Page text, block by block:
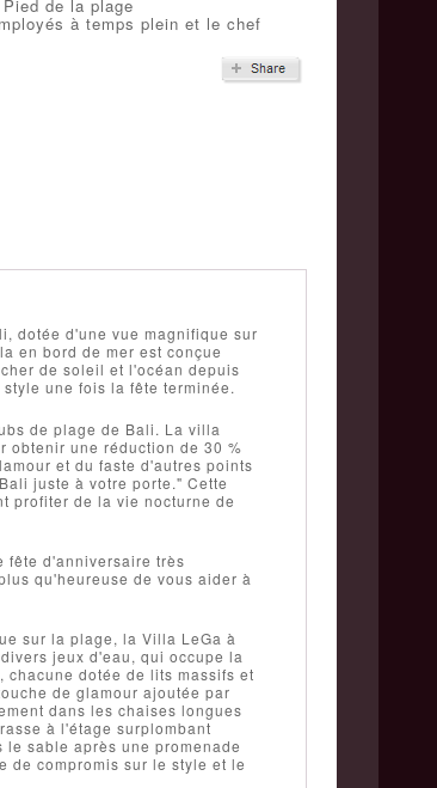
de la plage
à temps plein et le chef
dotée d'une vue magnifique sur
en bord de mer est conçue
de soleil et l'océan depuis
une fois la fête terminée.
de plage de Bali. La villa
obtenir une réduction de 30 %
et du faste d'autres points
juste à votre porte." Cette
profiter de la vie nocturne de
fête d'anniversaire très
qu'heureuse de vous aider à
sur la plage, la Villa LeGa à
jeux d'eau, qui occupe la
dotée de lits massifs et
de glamour ajoutée par
dans les chaises longues
à l'étage surplombant
sable après une promenade
de compromis sur le style et le